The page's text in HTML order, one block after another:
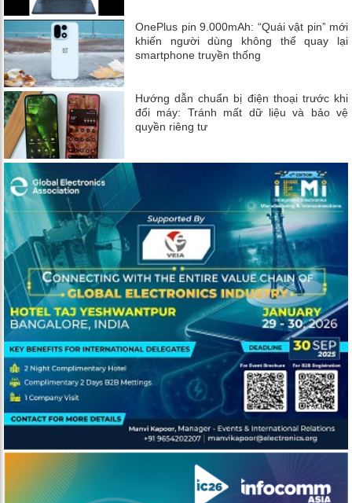
OnePlus pin 9.000mAh: “Quái vật pin” mới
khiến người dùng không thể quay lại
smartphone truyền thống
Hướng dẫn chuẩn bị điện thoại trước khi
đổi máy: Tránh mất dữ liệu và bảo vệ
quyền riêng tư